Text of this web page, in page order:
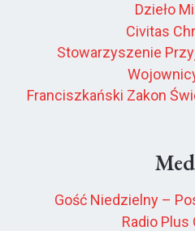
Dzieło
Civitas
Stowarzyszenie
Franciszkański Zakon
Gość Niedzielny –
Radio Plus